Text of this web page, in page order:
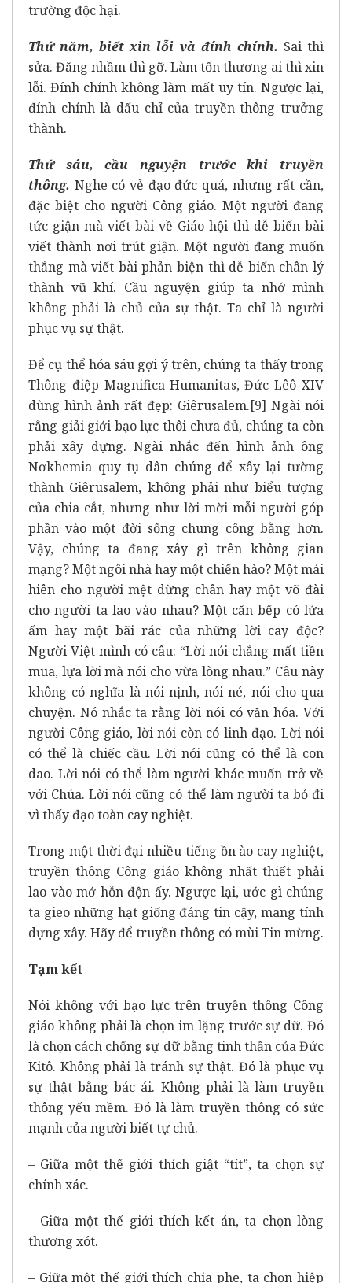
trường độc hại.
Thứ năm, biết xin lỗi và đính chính. Sai thì
sửa. Đăng nhầm thì gỡ. Làm tổn thương ai thì xin
lỗi. Đính chính không làm mất uy tín. Ngược lại,
đính chính là dấu chỉ của truyền thông trưởng
thành.
Thứ sáu, cầu nguyện trước khi truyền
thông. Nghe có vẻ đạo đức quá, nhưng rất cần,
đặc biệt cho người Công giáo. Một người đang
tức giận mà viết bài về Giáo hội thì dễ biến bài
viết thành nơi trút giận. Một người đang muốn
thắng mà viết bài phản biện thì dễ biến chân lý
thành vũ khí. Cầu nguyện giúp ta nhớ mình
không phải là chủ của sự thật. Ta chỉ là người
phục vụ sự thật.
Để cụ thể hóa sáu gợi ý trên, chúng ta thấy trong
Thông điệp Magnifica Humanitas, Đức Lêô XIV
dùng hình ảnh rất đẹp: Giêrusalem.[9] Ngài nói
rằng giải giới bạo lực thôi chưa đủ, chúng ta còn
phải xây dựng. Ngài nhắc đến hình ảnh ông
Nơkhemia quy tụ dân chúng để xây lại tường
thành Giêrusalem, không phải như biểu tượng
của chia cắt, nhưng như lời mời mỗi người góp
phần vào một đời sống chung công bằng hơn.
Vậy, chúng ta đang xây gì trên không gian
mạng? Một ngôi nhà hay một chiến hào? Một mái
hiên cho người mệt dừng chân hay một võ đài
cho người ta lao vào nhau? Một căn bếp có lửa
ấm hay một bãi rác của những lời cay độc?
Người Việt mình có câu: “Lời nói chẳng mất tiền
mua, lựa lời mà nói cho vừa lòng nhau.” Câu này
không có nghĩa là nói nịnh, nói né, nói cho qua
chuyện. Nó nhắc ta rằng lời nói có văn hóa. Với
người Công giáo, lời nói còn có linh đạo. Lời nói
có thể là chiếc cầu. Lời nói cũng có thể là con
dao. Lời nói có thể làm người khác muốn trở về
với Chúa. Lời nói cũng có thể làm người ta bỏ đi
vì thấy đạo toàn cay nghiệt.
Trong một thời đại nhiều tiếng ồn ào cay nghiệt,
truyền thông Công giáo không nhất thiết phải
lao vào mớ hỗn độn ấy. Ngược lại, ước gì chúng
ta gieo những hạt giống đáng tin cậy, mang tính
dựng xây. Hãy để truyền thông có mùi Tin mừng.
Tạm kết
Nói không với bạo lực trên truyền thông Công
giáo không phải là chọn im lặng trước sự dữ. Đó
là chọn cách chống sự dữ bằng tinh thần của Đức
Kitô. Không phải là tránh sự thật. Đó là phục vụ
sự thật bằng bác ái. Không phải là làm truyền
thông yếu mềm. Đó là làm truyền thông có sức
mạnh của người biết tự chủ.
– Giữa một thế giới thích giật “tít”, ta chọn sự
chính xác.
– Giữa một thế giới thích kết án, ta chọn lòng
thương xót.
– Giữa một thế giới thích chia phe, ta chọn hiệp